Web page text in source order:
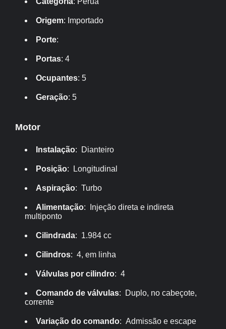
Origem: Importado
Porte:
Portas: 4
Ocupantes: 5
Geração: 5
Motor
Instalação: Dianteiro
Posição: Longitudinal
Aspiração: Turbo
Alimentação: Injeção direta e indireta
multiponto
Cilindrada: 1.984 cc
Cilindros: 4, em linha
Válvulas por cilindro: 4
Comando de válvulas: Duplo, no cabeçote,
corrente
Variação do comando: Admissão e escape